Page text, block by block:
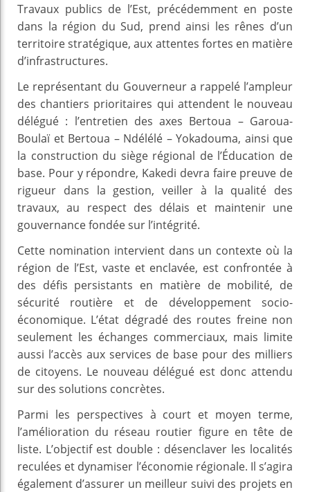
Travaux publics de l’Est, précédemment en poste
dans la région du Sud, prend ainsi les rênes d’un
territoire stratégique, aux attentes fortes en matière
d’infrastructures.
Le représentant du Gouverneur a rappelé l’ampleur
des chantiers prioritaires qui attendent le nouveau
délégué : l’entretien des axes Bertoua – Garoua-
Boulaï et Bertoua – Ndélélé – Yokadouma, ainsi que
la construction du siège régional de l’Éducation de
base. Pour y répondre, Kakedi devra faire preuve de
rigueur dans la gestion, veiller à la qualité des
travaux, au respect des délais et maintenir une
gouvernance fondée sur l’intégrité.
Cette nomination intervient dans un contexte où la
région de l’Est, vaste et enclavée, est confrontée à
des défis persistants en matière de mobilité, de
sécurité routière et de développement socio-
économique. L’état dégradé des routes freine non
seulement les échanges commerciaux, mais limite
aussi l’accès aux services de base pour des milliers
de citoyens. Le nouveau délégué est donc attendu
sur des solutions concrètes.
Parmi les perspectives à court et moyen terme,
l’amélioration du réseau routier figure en tête de
liste. L’objectif est double : désenclaver les localités
reculées et dynamiser l’économie régionale. Il s’agira
également d’assurer un meilleur suivi des projets en